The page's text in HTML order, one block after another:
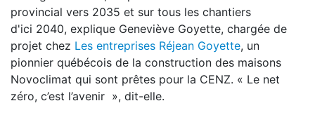
provincial vers 2035 et sur tous les chantiers
d'ici 2040, explique Geneviève Goyette, chargée de
projet chez Les entreprises Réjean Goyette, un
pionnier québécois de la construction des maisons
Novoclimat qui sont prêtes pour la CENZ. « Le net
zéro, c’est l’avenir », dit-elle.